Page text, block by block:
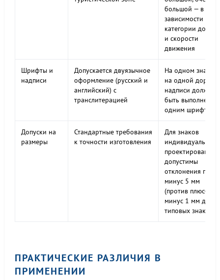
большой — в
зависимости от
категории дороги
и скорости
движения
Шрифты и
надписи
Допускается двуязычное
оформление (русский и
английский) с
транслитерацией
На одном знаке и
на одной дороге
надписи должны
быть выполнены
одним шрифтом
Допуски на
размеры
Стандартные требования
к точности изготовления
Для знаков
индивидуального
проектирования
допустимы
отклонения плюс-
минус 5 мм
(против плюс-
минус 1 мм для
типовых знаков)
ПРАКТИЧЕСКИЕ РАЗЛИЧИЯ В
ПРИМЕНЕНИИ